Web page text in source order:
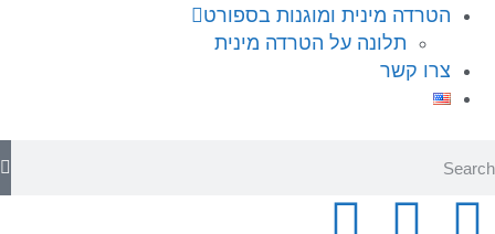
הטרדה מינית ומוגנות בספורט
תלונה על הטרדה מינית
צרו קשר